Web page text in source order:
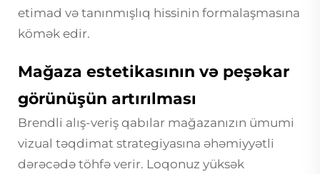
etimad və tanınmışlıq hissinin formalaşmasına
kömək edir.
Mağaza estetikasının və peşəkar
görünüşün artırılması
Brendli alış-veriş qabılar mağazanızın ümumi
vizual təqdimat strategiyasına əhəmiyyətli
dərəcədə töhfə verir. Loqonuz yüksək